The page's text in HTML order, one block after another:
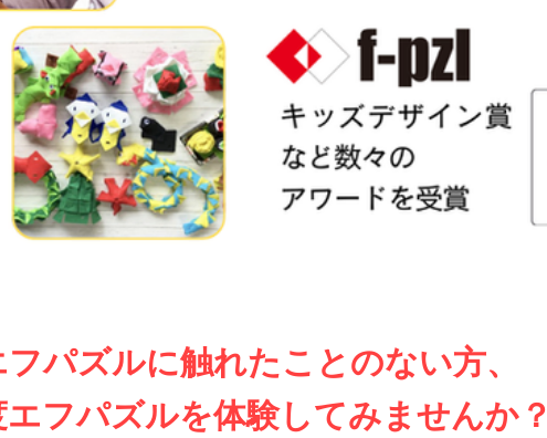
パズルに触れたことのない方、
フパズルを体験してみませんか？